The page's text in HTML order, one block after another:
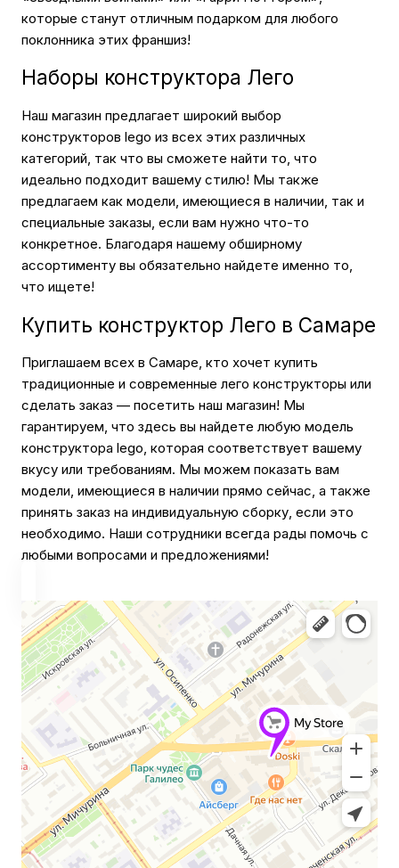
которые станут отличным подарком для любого
поклонника этих франшиз!
Наборы конструктора Лего
Наш магазин предлагает широкий выбор
конструкторов lego из всех этих различных
категорий, так что вы сможете найти то, что
идеально подходит вашему стилю! Мы также
предлагаем как модели, имеющиеся в наличии, так и
специальные заказы, если вам нужно что-то
конкретное. Благодаря нашему обширному
ассортименту вы обязательно найдете именно то,
что ищете!
Купить конструктор Лего в Самаре
Приглашаем всех в Самаре, кто хочет купить
традиционные и современные лего конструкторы или
сделать заказ — посетить наш магазин! Мы
гарантируем, что здесь вы найдете любую модель
конструктора lego, которая соответствует вашему
вкусу или требованиям. Мы можем показать вам
модели, имеющиеся в наличии прямо сейчас, а также
принять заказ на индивидуальную сборку, если это
необходимо. Наши сотрудники всегда рады помочь с
любыми вопросами и предложениями!